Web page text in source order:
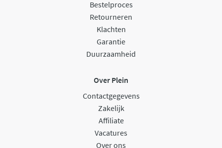
Bestelproces
Retourneren
Klachten
Garantie
Duurzaamheid
Over Plein
Contactgegevens
Zakelijk
Affiliate
Vacatures
Over ons